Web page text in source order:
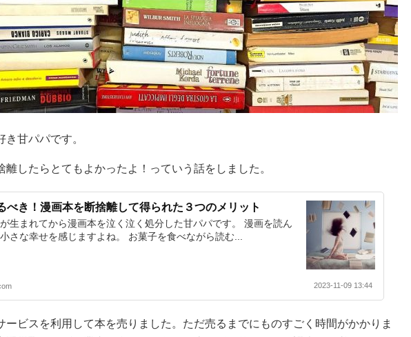
き甘パパです。
離したらとてもよかったよ！っていう話をしました。
べき！漫画本を断捨離して得られた３つのメリット
生まれてから漫画本を泣く泣く処分した甘パパです。 漫画を読ん
さな幸せを感じますよね。 お菓子を食べながら読む...
2023-11-09 13:44
ービスを利用して本を売りました。ただ売るまでにものすごく時間がかかりま